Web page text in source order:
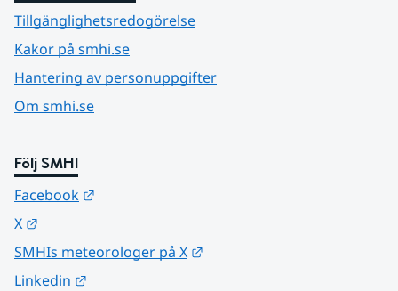
Tillgänglighetsredogörelse
Kakor på smhi.se
Hantering av personuppgifter
Om smhi.se
Följ SMHI
Facebook
X
SMHIs meteorologer på X
Linkedin